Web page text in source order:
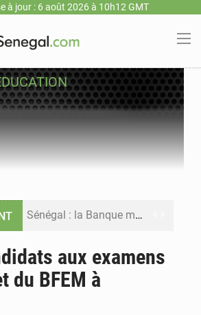
à jour : 6 août 2026 à 10h12 GMT
Sénégal : la Banque mondiale annonce un financement de 340 milliards FCFA pour soutenir les priorités de la Vision Sénégal 2050
aux examens
du BFEM à